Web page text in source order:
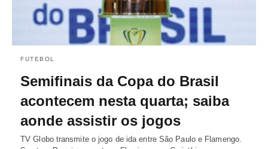
FUTEBOL
Semifinais da Copa do Brasil
acontecem nesta quarta; saiba
aonde assistir os jogos
TV Globo transmite o jogo de ida entre São Paulo e Flamengo.